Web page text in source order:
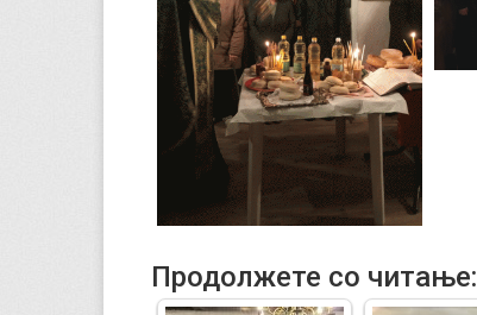
Продолжете со читање: